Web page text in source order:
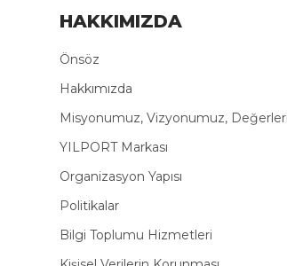
HAKKIMIZDA
Önsöz
Hakkımızda
Misyonumuz, Vizyonumuz,
YILPORT Markası
Organizasyon Yapısı
Politikalar
Bilgi Toplumu Hizmetleri